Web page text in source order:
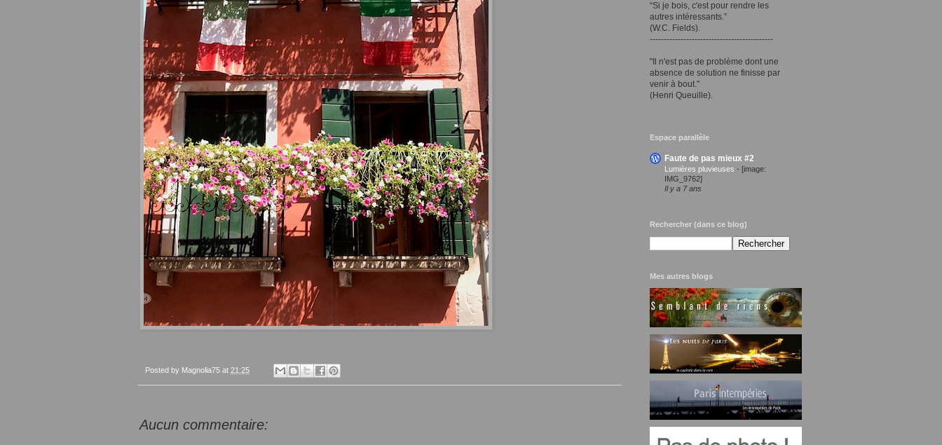
Posted by Magnolia75 at 21:25
Aucun commentaire:
“Si je bois, c'est pour rendre les
autres intéressants.”
(W.C. Fields).
--------------------------------------------
"Il n'est pas de problème dont une
absence de solution ne finisse par
venir à bout."
(Henri Queuille).
Espace parallèle
Faute de pas mieux #2
Lumières pluvieuses - [image:
IMG_9762]
Il y a 7 ans
Rechercher (dans ce blog)
Mes autres blogs